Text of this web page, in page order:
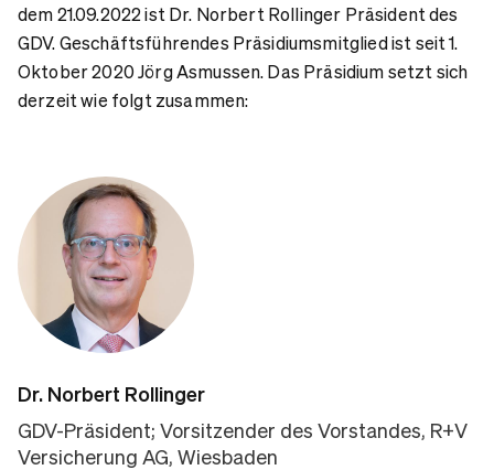
dem 21.09.2022 ist Dr. Norbert Rollinger Präsident des
GDV. Geschäftsführendes Präsidiumsmitglied ist seit 1.
Oktober 2020 Jörg Asmussen. Das Präsidium setzt sich
derzeit wie folgt zusammen:
Dr. Norbert Rollinger
GDV-Präsident; Vorsitzender des Vorstandes, R+V
Versicherung AG, Wiesbaden